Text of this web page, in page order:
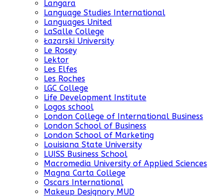
Langara
Language Studies International
Languages United
LaSalle College
Łazarski University
Le Rosey
Lektor
Les Elfes
Les Roches
LGC College
Life Development Institute
Logos school
London College of International Business
London School of Business
London School of Marketing
Louisiana State University
LUISS Business School
Macromedia University of Applied Sciences
Magna Carta College
Oscars International
Makeup Designory MUD